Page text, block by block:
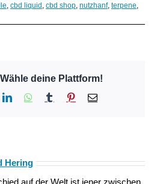
, cbd liquid , cbd shop, nutzhanf, terpene,
deine Plattform!
LinkedInWhatsApp
Tumblr Pinterest
E-
Hering